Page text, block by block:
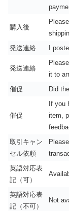
購入後
発送連絡
I
発送連絡
it to
催促
Did
催促
If you
item,
取引キャン
セル依頼
英語対応表
記（可）
英語対応表
記（不可）
Not